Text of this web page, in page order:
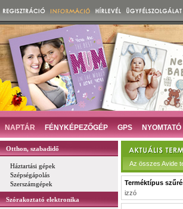
NAPTÁR FÉNYKÉPEZŐGÉP GPS NYOMTATÓ
Otthon, szabadidő
Háztartási gépek
Szépségápolás
Szerszámgépek
Szórakoztató elektronika
Az összes Avide
Terméktípus
izzó